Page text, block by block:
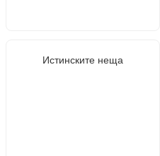
Истинските неща